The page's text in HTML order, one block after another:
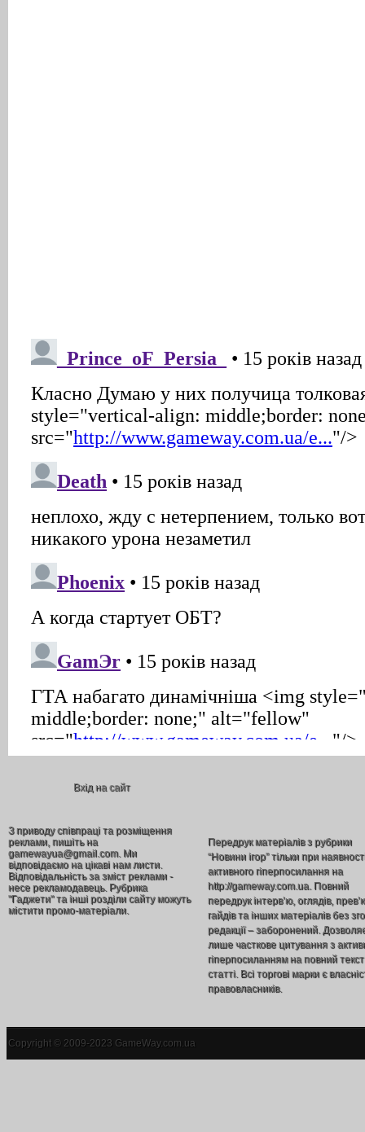
Вхід на сайт
З приводу співпраці та розміщення
реклами, пишіть на
gamewayua@gmail.com. Ми
відповідаємо на цікаві нам листи.
Відповідальність за зміст реклами -
несе рекламодавець. Рубрика
"Гаджети" та інші розділи сайту можуть
містити промо-матеріали.
Передрук матеріалів з рубрики
“Новини ігор” тільки при
активного гіперпосилання на
http://gameway.com.ua. Повний
передрук інтерв’ю, оглядів,
гайдів та інших матеріалів без
редакції – заборонений.
лише часткове цитування з
гіперпосиланням на повний текст
статті. Всі торгові марки є
правовласників.
Copyright © 2009-2023 GameWay.com.ua